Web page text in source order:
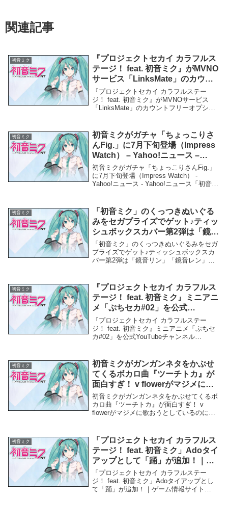
関連記事
初音ミク
『プロジェクトセカイ カラフルス
テージ！ feat. 初音ミク』がMVNO
サービス「LinksMate」のカウン
トフリーオプション対象コンテン
ツとして2022年3月24日（木）よ
り追加！ – PR TIMES
『プロジェクトセカイ カラフルステー
ジ！ feat. 初音ミク』がMVNOサービス
「LinksMate」のカウントフリーオプショ
ク」関連商品『プロジェク...
初音ミク
初音ミクがガチャ「ちょっこりさ
んFig.」に7月下旬登場（Impress
Watch） – Yahoo!ニュース –
Yahoo!ニュース
初音ミクがガチャ「ちょっこりさんFig.」
に7月下旬登場（Impress Watch） -
Yahoo!ニュース - Yahoo!ニュース「初音ミ
Watc...
初音ミク
「初音ミク」のくっつきぬいぐる
みをセガプライズでゲット♪ティッ
シュボックスカバー第2弾は「鏡音
リン」「鏡音レン」「巡音ル
カ」！ – 電撃ホビーウェブ
「初音ミク」のくっつきぬいぐるみをセガ
プライズでゲット♪ティッシュボックスカ
バー第2弾は「鏡音リン」「鏡音レン」
いぐるみをセガプライズでゲット♪ティッ
シュボック...
初音ミク
『プロジェクトセカイ カラフルス
テージ！ feat. 初音ミク』ミニアニ
メ「ぷちセカ#02」を公式
YouTubeチャンネル&TOKYO MX
で公開！ – PR TIMES
『プロジェクトセカイ カラフルステー
ジ！ feat. 初音ミク』ミニアニメ「ぷちセ
カ#02」を公式YouTubeチャンネル
ラフルステージ！ feat...
初音ミク
初音ミクがガンガンネタをかぶせ
てくるボカロ曲『ツーチトカ』が
面白すぎ！ v flowerがマジメに歌
おうとしているのに通知とかが鳴
りまくる – ニフティニュース
初音ミクがガンガンネタをかぶせてくるボ
カロ曲『ツーチトカ』が面白すぎ！ v
flowerがマジメに歌おうとしているのに通
ネタをかぶせてくるボカロ曲『ツーチト
カ』が...
初音ミク
「プロジェクトセカイ カラフルス
テージ！ feat. 初音ミク」Adoタイ
アップとして「踊」が追加！｜ゲ
ーム情報サイト Gamer – Gamer
「プロジェクトセカイ カラフルステー
ジ！ feat. 初音ミク」Adoタイアップとし
て「踊」が追加！｜ゲーム情報サイト